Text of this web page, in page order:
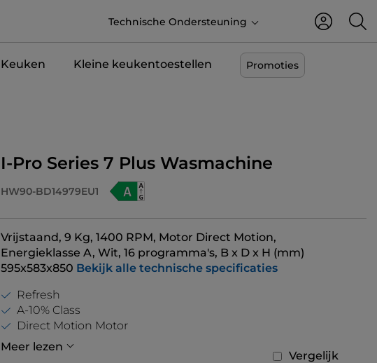
Technische Ondersteuning
Keuken Kleine keukentoestellen Promoties
I-Pro Series 7 Plus Wasmachine
HW90-BD14979EU1
Vrijstaand, 9 Kg, 1400 RPM, Motor Direct Motion,
Energieklasse A, Wit, 16 programma's, B x D x H (mm)
595x583x850 Bekijk alle technische specificaties
Vergelijk
Refresh
A-10% Class
Direct Motion Motor
Meer lezen